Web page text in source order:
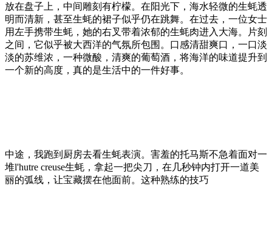
放在盘子上，中间雕刻有柠檬。在阳光下，海水轻微的生蚝透
明而清新，甚至生蚝的裙子似乎仍在跳舞。在过去，一位女士
用左手携带生蚝，她的右叉带着浓郁的生蚝肉进入大海。片刻
之间，它似乎被大西洋的气氛所包围。口感清甜爽口，一口淡
淡的苏维浓，一种微酸，清爽的葡萄酒，将海洋的味道提升到
一个新的高度，真的是生活中的一件好事。
中途，我跑到厨房去看生蚝表演。害羞的托马斯不急着面对一
堆l'hutre creuse生蚝，拿起一把尖刀，在几秒钟内打开一道美
丽的弧线，让宝藏摆在他面前。这种熟练的技巧